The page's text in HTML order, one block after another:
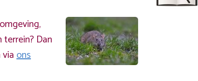
terrein? Dan
ons